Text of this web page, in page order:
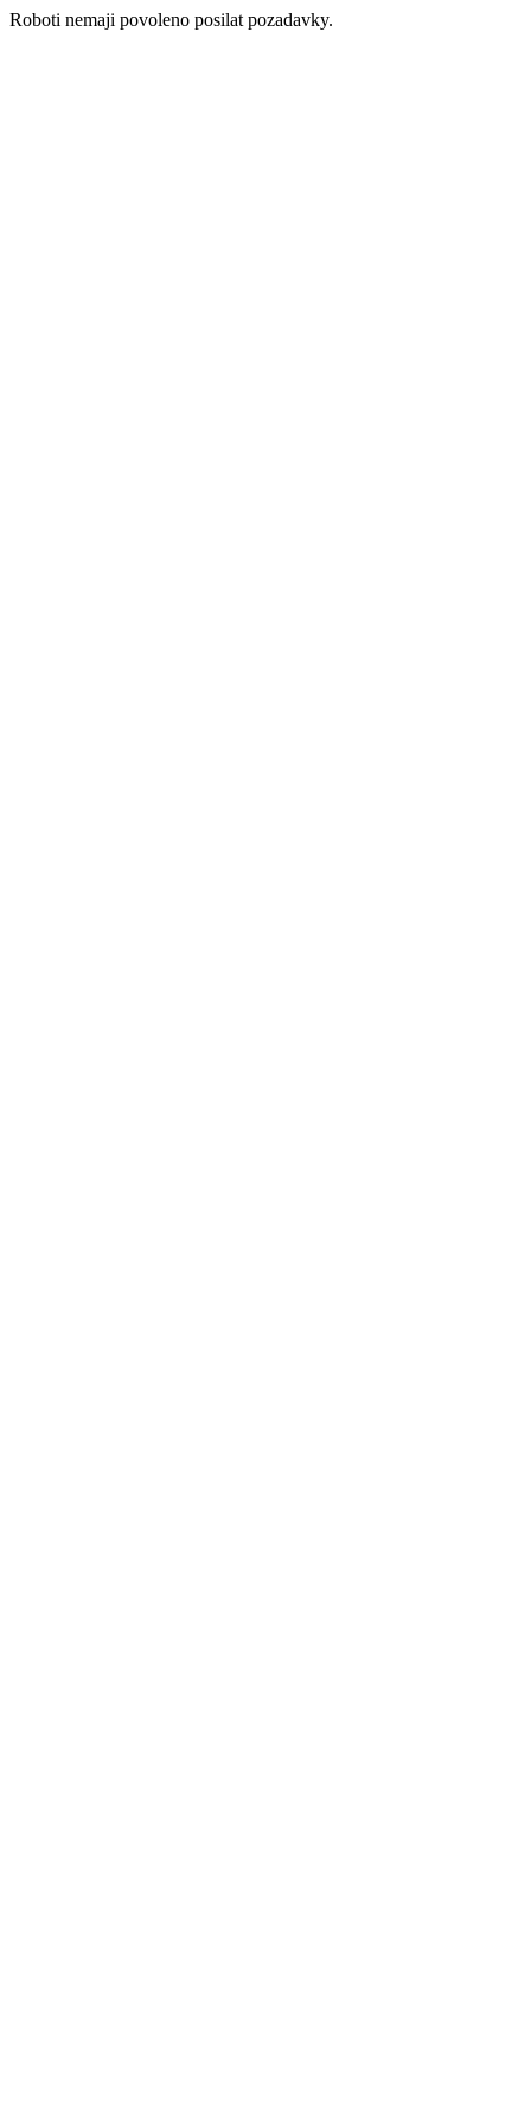
Roboti nemaji povoleno posilat pozadavky.